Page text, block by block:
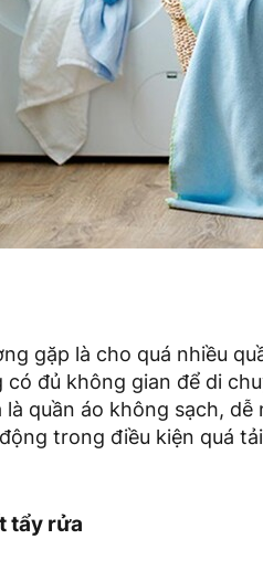
gặp là cho quá nhiều
có đủ không gian để di
quần áo không sạch,
trong điều kiện quá
tẩy rửa